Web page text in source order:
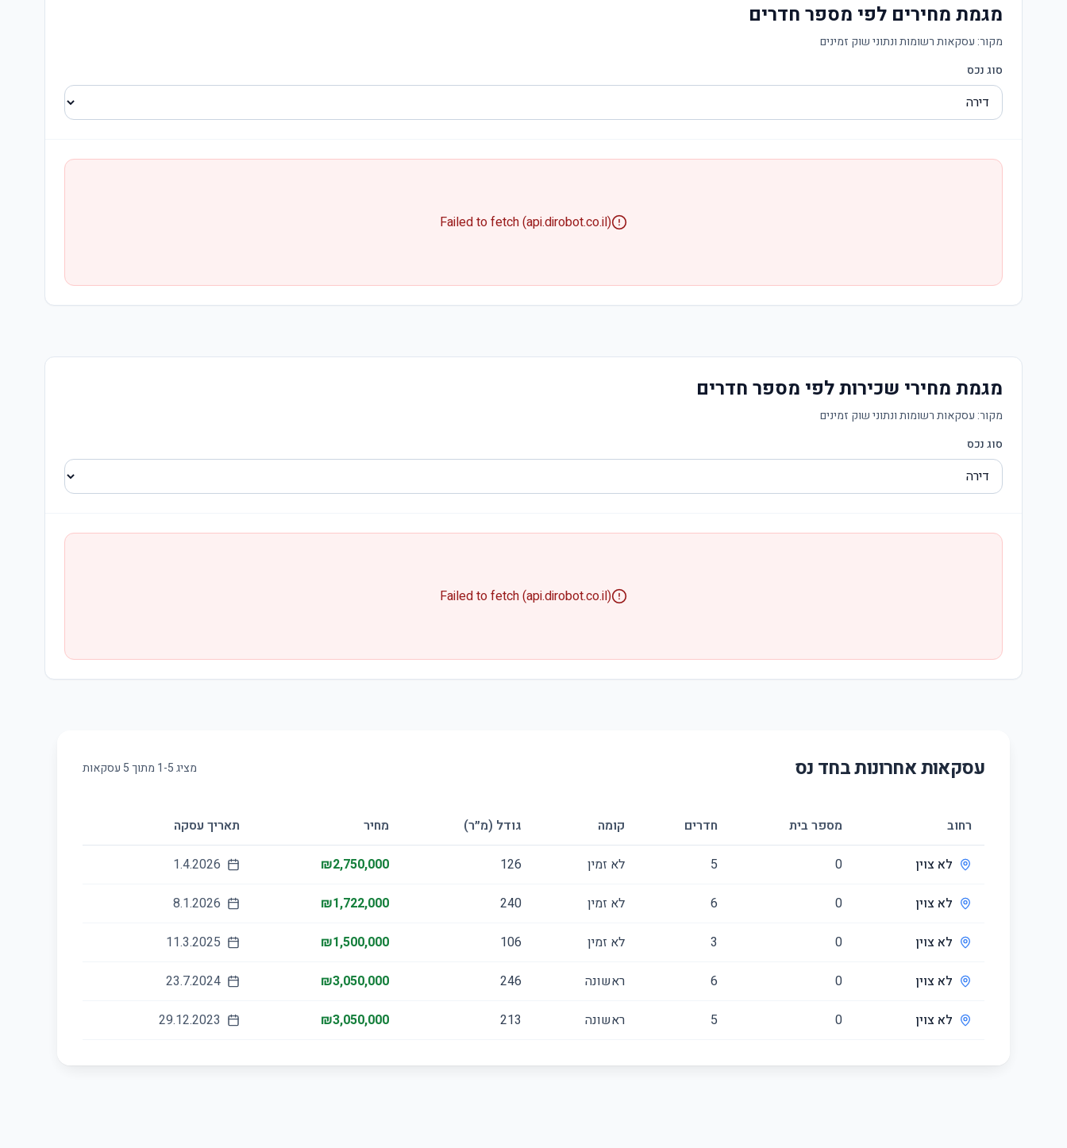
מגמת מחירים לפי מספר חדרים
מקור: עסקאות רשומות ונתוני שוק זמינים
סוג נכס
Failed to fetch (api.dirobot.co.il)
מגמת מחירי שכירות לפי מספר חדרים
מקור: עסקאות רשומות ונתוני שוק זמינים
סוג נכס
Failed to fetch (api.dirobot.co.il)
עסקאות אחרונות בחד נס מציג 1-5 מתוך5 עסקאות
רחוב מספר בית חדרים קומה גודל (מ״ר) מחיר תאריך עסקה
לא צוין 0
5 לא זמין 126
₪2,750,000
1.4.2026
לא צוין 0
6 לא זמין 240
₪1,722,000
8.1.2026
לא צוין 0
3 לא זמין 106
₪1,500,000
11.3.2025
לא צוין 0
6 ראשונה 246
₪3,050,000
23.7.2024
לא צוין 0
5 ראשונה 213
₪3,050,000
29.12.2023